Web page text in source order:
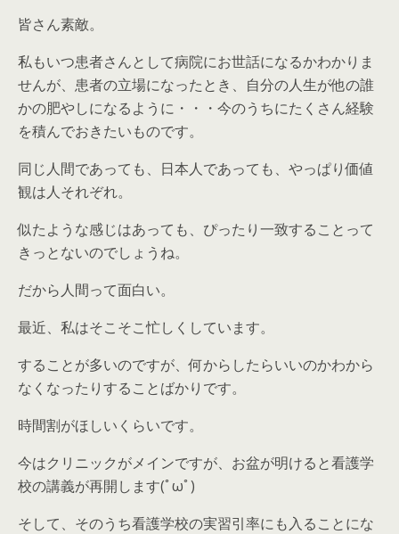
皆さん素敵。
私もいつ患者さんとして病院にお世話になるかわかりま
せんが、患者の立場になったとき、自分の人生が他の誰
かの肥やしになるように・・・今のうちにたくさん経験
を積んでおきたいものです。
同じ人間であっても、日本人であっても、やっぱり価値
観は人それぞれ。
似たような感じはあっても、ぴったり一致することって
きっとないのでしょうね。
だから人間って面白い。
最近、私はそこそこ忙しくしています。
することが多いのですが、何からしたらいいのかわから
なくなったりすることばかりです。
時間割がほしいくらいです。
今はクリニックがメインですが、お盆が明けると看護学
校の講義が再開します(ﾟωﾟ)
そして、そのうち看護学校の実習引率にも入ることにな